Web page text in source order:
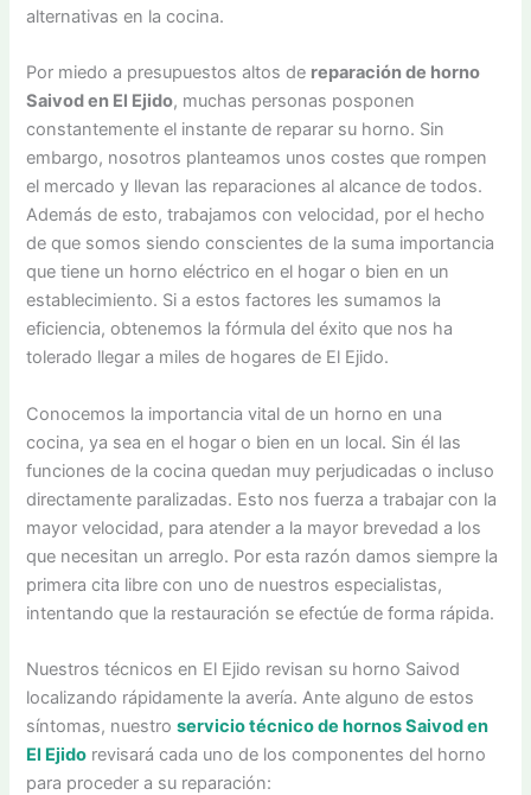
alternativas en la cocina.
Por miedo a presupuestos altos de reparación de horno
Saivod en El Ejido, muchas personas posponen
constantemente el instante de reparar su horno. Sin
embargo, nosotros planteamos unos costes que rompen
el mercado y llevan las reparaciones al alcance de todos.
Además de esto, trabajamos con velocidad, por el hecho
de que somos siendo conscientes de la suma importancia
que tiene un horno eléctrico en el hogar o bien en un
establecimiento. Si a estos factores les sumamos la
eficiencia, obtenemos la fórmula del éxito que nos ha
tolerado llegar a miles de hogares de El Ejido.
Conocemos la importancia vital de un horno en una
cocina, ya sea en el hogar o bien en un local. Sin él las
funciones de la cocina quedan muy perjudicadas o incluso
directamente paralizadas. Esto nos fuerza a trabajar con la
mayor velocidad, para atender a la mayor brevedad a los
que necesitan un arreglo. Por esta razón damos siempre la
primera cita libre con uno de nuestros especialistas,
intentando que la restauración se efectúe de forma rápida.
Nuestros técnicos en El Ejido revisan su horno Saivod
localizando rápidamente la avería. Ante alguno de estos
síntomas, nuestroservicio técnico de hornos Saivod en
El Ejido revisará cada uno de los componentes del horno
para proceder a su reparación: